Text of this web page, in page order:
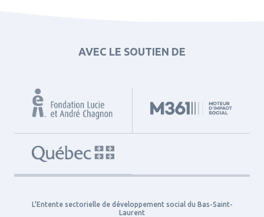
AVEC LE SOUTIEN DE
L'Entente sectorielle de développement social du Bas-Saint-
Laurent